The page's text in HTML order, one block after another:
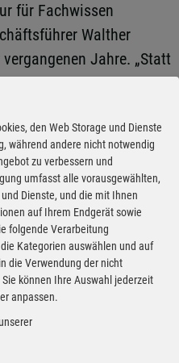
für Fachwissen
Walther
Jahre. „Statt
nutzen unsere Leser
verknüpfen und
journalistischen
Handel,
und Verbänden
die Angebote des
Der Erfolg der
neue
wollen keinen
Aufmerksamkeit“,
wir besser
den Web Storage und Dienste
während andere nicht notwendig
zu verbessern und
umfasst alle vorausgewählten,
Dienste, und die mit Ihnen
auf Ihrem Endgerät sowie
folgende Verarbeitung
Kategorien auswählen und auf
die Verwendung der nicht
können Ihre Auswahl jederzeit
anpassen.